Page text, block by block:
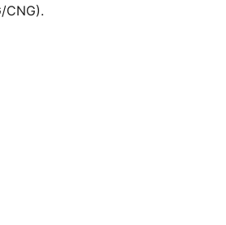
CNG).